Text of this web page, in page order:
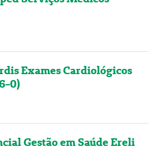
Exames Cardiológicos
0)
Gestão em Saúde Ereli